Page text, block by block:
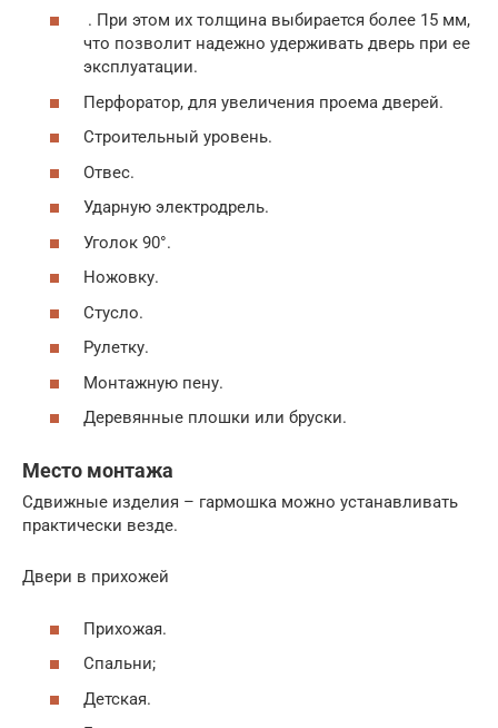
. При этом их толщина выбирается более 15 мм,
что позволит надежно удерживать дверь при ее
эксплуатации.
Перфоратор, для увеличения проема дверей.
Строительный уровень.
Отвес.
Ударную электродрель.
Уголок 90°.
Ножовку.
Стусло.
Рулетку.
Монтажную пену.
Деревянные плошки или бруски.
Место монтажа
Сдвижные изделия – гармошка можно устанавливать
практически везде.
Двери в прихожей
Прихожая.
Спальни;
Детская.